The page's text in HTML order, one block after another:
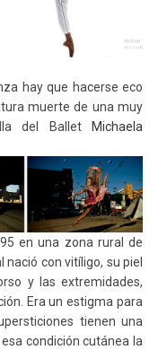
hay que hacerse eco
muerte de una muy
del Ballet
Michaela
en una zona rural de
con vitíligo, su piel
y las extremidades,
Era un estigma para
tienen una
condición cutánea la